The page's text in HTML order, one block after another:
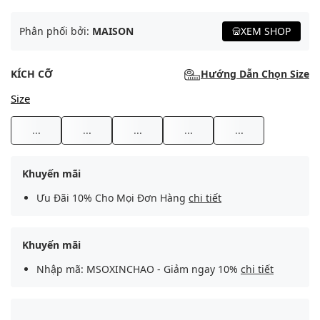
Phân phối bởi: MAISON XEM SHOP
KÍCH CỠ Hướng Dẫn Chọn Size
Size
... ... ... ... ...
Khuyến mãi
Ưu Đãi 10% Cho Mọi Đơn Hàng chi tiết
Khuyến mãi
Nhập mã: MSOXINCHAO - Giảm ngay 10% chi tiết